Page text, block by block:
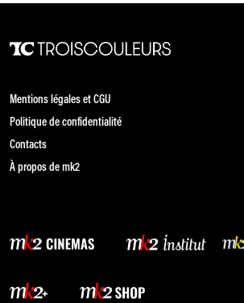
Mentions légales et CGU
Politique de confidentialité
Contacts
À propos de mk2